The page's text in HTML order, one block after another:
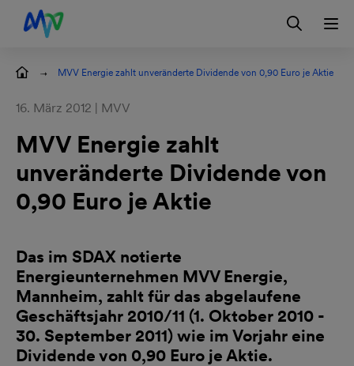
Zur Hauptnavigation springen
Zum Hauptinhalt springen
Zur Footernavigation springen
Kontakt EN Login
MVV Energie zahlt unveränderte Dividende von 0,90 Euro je Aktie
16. März 2012 | MVV
MVV Energie zahlt
unveränderte Dividende von
0,90 Euro je Aktie
Das im SDAX notierte
Energieunternehmen MVV Energie,
Mannheim, zahlt für das abgelaufene
Geschäftsjahr 2010/11 (1. Oktober 2010 -
30. September 2011) wie im Vorjahr eine
Dividende von 0,90 Euro je Aktie.